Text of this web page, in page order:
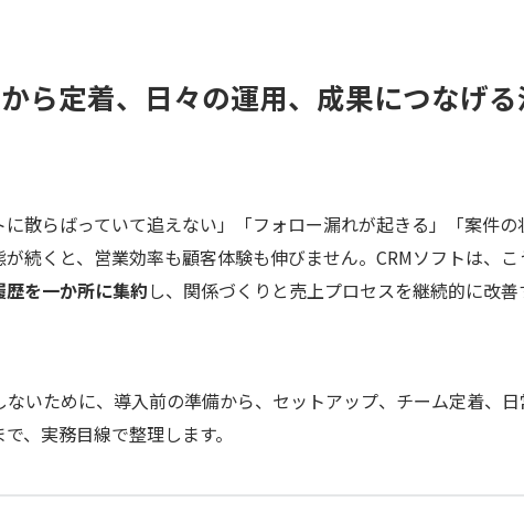
ら定着、日々の運用、成果につなげ
に散らばっていて追えない」「フォロー漏れが起きる」「案件の
くと、営業効率も顧客体験も伸びません。CRMソフトは、こ
を一か所に集約し、関係づくりと売上プロセスを継続的に改善
いために、導入前の準備から、セットアップ、チーム定着、
、実務目線で整理します。